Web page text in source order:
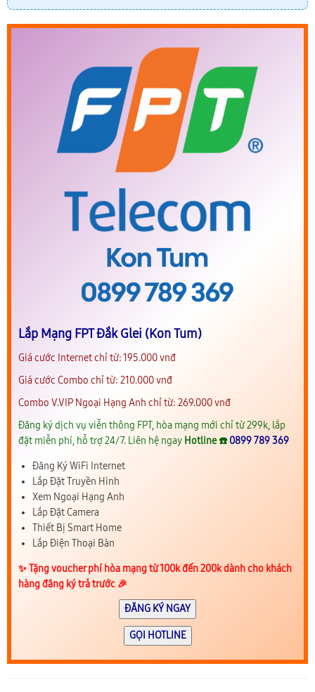
Lắp Mạng FPT Đắk Glei (Kon Tum)
Giá cước Internet chỉ từ: 195.000 vnđ
Giá cước Combo chỉ từ: 210.000 vnđ
Combo V.VIP Ngoại Hạng Anh chỉ từ: 269.000 vnđ
Đăng ký dịch vụ viễn thông FPT, hòa mạng mới chỉ từ 299k, lắp
đặt miễn phí, hỗ trợ 24/7. Liên hệ ngay Hotline ☎️0899 789 369
Đăng Ký WiFi Internet
Lắp Đặt Truyền Hình
Xem Ngoại Hạng Anh
Lắp Đặt Camera
Thiết Bị Smart Home
Lắp Điện Thoại Bàn
✨️ Tặng voucher phí hòa mạng từ 100k đến 200k dành cho khách
hàng đăng ký trả trước 🎉
ĐĂNG KÝ NGAY
GỌI HOTLINE